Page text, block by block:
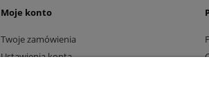
Moje konto
Twoje zamówienia
Ustawienia konta